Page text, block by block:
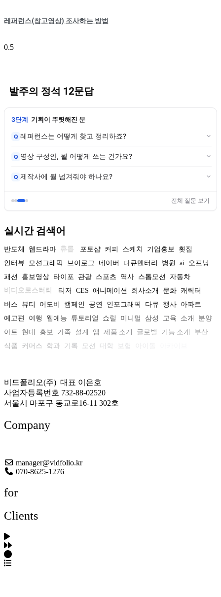
레퍼런스(참고영상) 조사하는 방법
발주의 정석 12문답
3단계 기획이 뚜렷해진 분
Q 레퍼런스는 어떻게 찾고 정리하죠?
Q 영상 구성안, 뭘 어떻게 쓰는 건가요?
Q 제작사에 뭘 넘겨줘야 하나요?
전체 질문 보기
실시간 검색어
반도체 웹드라마 휴롬 포토샵 커피 스케치 기업홍보
횟집
인터뷰
모션그래픽 브이로그 네이버 다큐멘터리 병원 ai 오프닝
패션
홍보영상 타이포 관광 스포츠 역사 스톱모션
자동차
비디오로스터리
티저 CES 애니메이션 회사소개 문화 캐릭터
버스
뷰티 어도비 캠페인 공연 인포그래픽 다큐 행사 아파트
예고편
여행 웹예능 튜토리얼 쇼릴 미니멀 삼성 교육 소개
분양
아트
현대 홍보 가족 설계 앱 제품 소개 글로벌 기능 소개
부산
식품
커머스 학과 기록 모션 대학 보험
비드폴리오(주) 대표 이은호
사업자등록번호 732-88-02520
서울시 마포구 동교로16-11 302호
Company
manager@vidfolio.kr
070-8625-1276
for
Clients